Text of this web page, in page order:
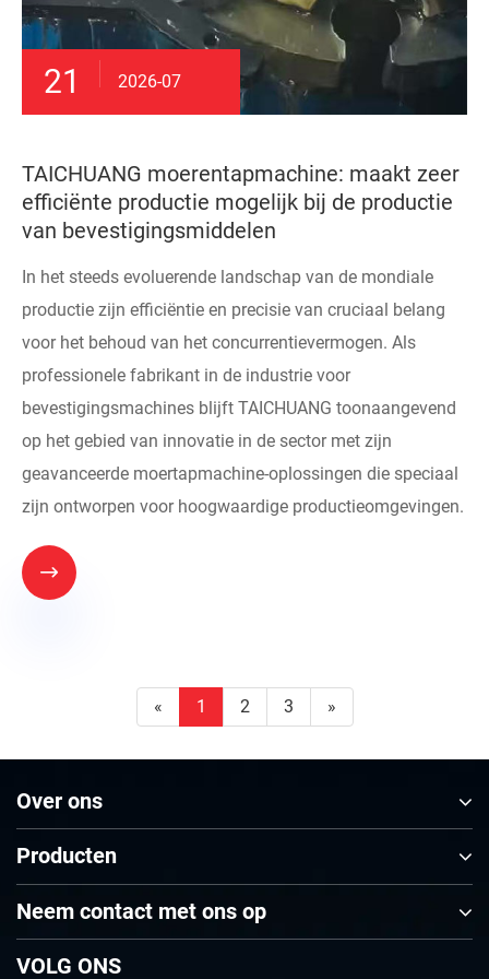
21 2026-07
TAICHUANG moerentapmachine: maakt zeer
efficiënte productie mogelijk bij de productie
van bevestigingsmiddelen
In het steeds evoluerende landschap van de mondiale
productie zijn efficiëntie en precisie van cruciaal belang
voor het behoud van het concurrentievermogen. Als
professionele fabrikant in de industrie voor
bevestigingsmachines blijft TAICHUANG toonaangevend
op het gebied van innovatie in de sector met zijn
geavanceerde moertapmachine-oplossingen die speciaal
zijn ontworpen voor hoogwaardige productieomgevingen.

« 1 2 3 »
Over ons
Producten
Neem contact met ons op
VOLG ONS